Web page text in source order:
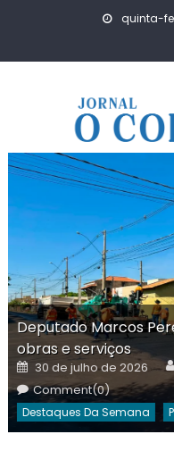
quinta-
Deputado Marcos
obras e serviços
Posted
on
30 de julho de 2026
Comment(0)
Destaques Da Semana